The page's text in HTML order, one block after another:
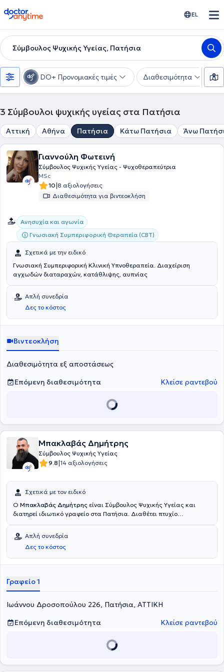
doctoranytime EL
Σύμβουλος Ψυχικής Υγείας, Πατήσια
DO+ Προνομιακές τιμές Διαθεσιμότητα
3 Σύμβουλοι ψυχικής υγείας στα Πατήσια
Αττική Αθήνα Πατήσια Κάτω Πατήσια Άνω
Γιαννούλη Φωτεινή
Σύμβουλος Ψυχικής Υγείας - Ψυχοθεραπεύτρια
MSc
10|8 αξιολογήσεις
Διαθεσιμότητα για βιντεοκλήση
Ανησυχία και αγωνία
Γνωσιακή Συμπεριφορική Θεραπεία (CBT)
Σχετικά με την ειδικό
Γνωσιακή Συμπεριφορική Κλινική Υπνοθεραπεία. Διαχείριση
αγχωδών διαταραχών, κατάθλιψης, αυπνίας
Απλή συνεδρία
Δες το κόστος
Βιντεοκλήση
Διαθεσιμότητα εξ αποστάσεως
Επόμενη διαθεσιμότητα
Κλείσε ραντεβού
Μπακλαβάς Δημήτρης
Σύμβουλος Ψυχικής Υγείας
9.8|14 αξιολογήσεις
Σχετικά με τον ειδικό
Ο Μπακλαβάς Δημήτρης είναι Σύμβουλος Ψυχικής Υγείας και
διατηρεί ιδιωτικό γραφείο στα Πατήσια. Διαθέτει πτυχίο
παράρτημα του Athens Synthesis Center. Επιπλέον, έχει
πιστοποιηθεί στα Counselling Skills και κατέχει diploma στο
Integrative Counselling από το Counselling and Psychotherapy in
Scotland. Τέλος, παρακολουθεί πλήθος σεμιναρίων στα πλαίσια
Απλή συνεδρία
Δες το κόστος
Γραφείο 1
Ιωάννου Δροσοπούλου 226, Πατήσια, ΑΤΤΙΚΗ
Επόμενη διαθεσιμότητα
Κλείσε ραντεβού